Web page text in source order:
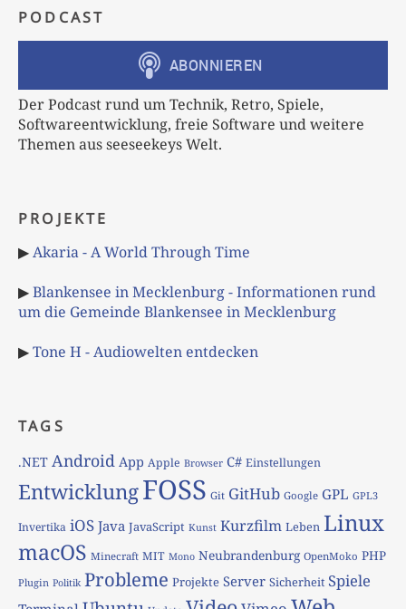
PODCAST
Der Podcast rund um Technik, Retro, Spiele,
Softwareentwicklung, freie Software und weitere
Themen aus seeseekeys Welt.
PROJEKTE
▶Akaria - A World Through Time
▶Blankensee in Mecklenburg - Informationen rund
um die Gemeinde Blankensee in Mecklenburg
▶Tone H - Audiowelten entdecken
TAGS
.NET Android App Apple Browser C# Einstellungen
EntwicklungFOSS Git GitHub Google GPL GPL3
Invertika iOS Java JavaScript Kunst Kurzfilm Leben Linux
macOS Minecraft MIT Mono Neubrandenburg OpenMoko PHP
Plugin Politik Probleme Projekte Server Sicherheit Spiele